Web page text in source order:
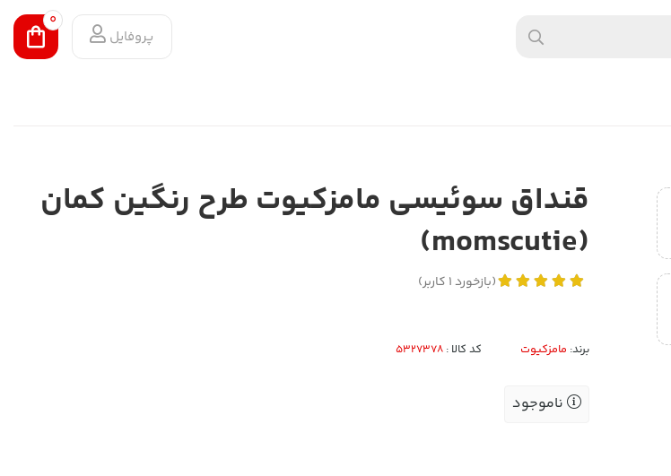
پروفایل
0
قنداق سوئیسی مامزکیوت طرح رنگین کمان
(momscutie)
(بازخورد کاربر)
برند: مامزکیوت کد کالا :
ناموجود